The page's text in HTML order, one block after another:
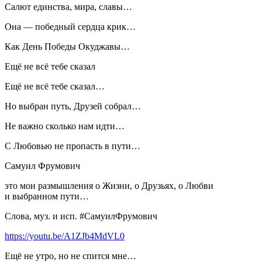
Салют единства, мира, славы…
Она — победный сердца крик…
Как День Победы Окуджавы…
Ещё не всё тебе сказал
Ещё не всё тебе сказал…
Но выбран путь, Друзей собрал…
Не важно сколько нам идти…
С Любовью не пропасть в пути…
Самуил Фрумович
это мои размышления о Жизни, о Друзьях, о Любви
и выбранном пути…
Слова, муз. и исп. #СамуилФрумович
https://youtu.be/A1ZJb4MdVL0
Ещё не утро, но не спится мне…